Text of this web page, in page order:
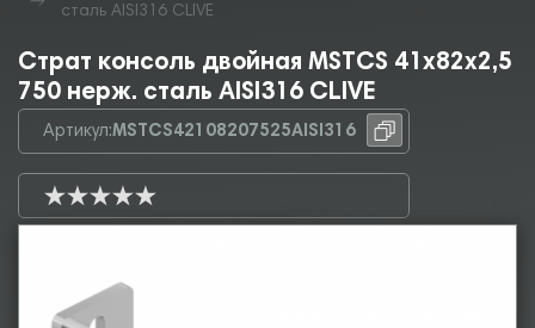
сталь AISI316 CLIVE
Страт консоль двойная MSTCS 41х82х2,5
750 нерж. сталь AISI316 CLIVE
Артикул:MSTCS42108207525AISI316